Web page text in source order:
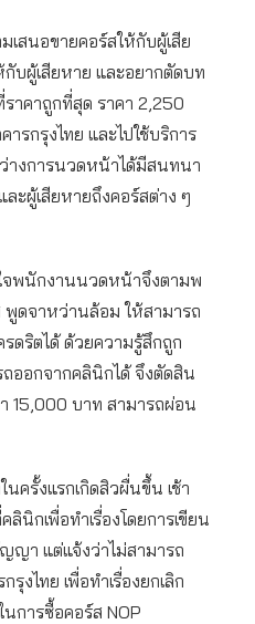
สนอขายคอร์สให้กับผู้เสีย
บผู้เสียหาย และอยากตัดบท
าคาถูกที่สุด ราคา 2,250
รกรุงไทย และไปใช้บริการ
งการนวดหน้าได้มีสนทนา
ะผู้เสียหายถึงคอร์สต่าง ๆ
จพนักงานนวดหน้าจึงตามพ
ดจาหว่านล้อม ให้สามารถ
ดริตได้ ด้วยความรู้สึกถูก
ออกจากคลินิกได้ จึงตัดสิน
15,000 บาท สามารถผ่อน
ครั้งแรกเกิดสิวผื่นขึ้น เช้า
นิกเพื่อทำเรื่องโดยการเขียน
ญา แต่แจ้งว่าไม่สามารถ
งไทย เพื่อทำเรื่องยกเลิก
นการซื้อคอร์ส NOP